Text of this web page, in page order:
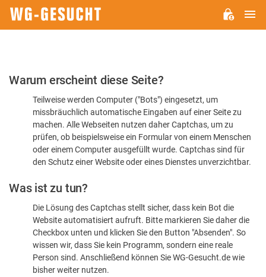
Bitte
dass
sind
Warum erscheint diese Seite?
Teilweise werden Computer ("Bots") eingesetzt, um
missbräuchlich automatische Eingaben auf einer Seite zu
machen. Alle Webseiten nutzen daher Captchas, um zu
prüfen, ob beispielsweise ein Formular von einem Menschen
oder einem Computer ausgefüllt wurde. Captchas sind für
den Schutz einer Website oder eines Dienstes unverzichtbar.
Was ist zu tun?
Die Lösung des Captchas stellt sicher, dass kein Bot die
Website automatisiert aufruft. Bitte markieren Sie daher die
Checkbox unten und klicken Sie den Button "Absenden". So
wissen wir, dass Sie kein Programm, sondern eine reale
Person sind. Anschließend können Sie WG-Gesucht.de wie
bisher weiter nutzen.